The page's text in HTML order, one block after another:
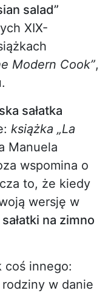
salad”
XIX-
Modern Cook”,
sałatka
książka „La
Manuela
wspomina o
to, że kiedy
wersję w
na zimno
coś innego:
rodziny w danie